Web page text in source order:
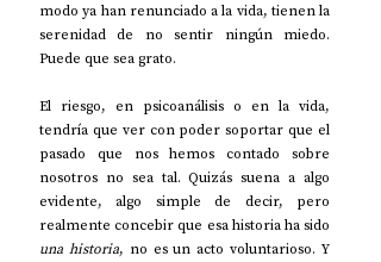
modo ya han renunciado a la vida, tienen la
serenidad de no sentir ningún miedo.
Puede que sea grato.
El riesgo, en psicoanálisis o en la vida,
tendría que ver con poder soportar que el
pasado que nos hemos contado sobre
nosotros no sea tal. Quizás suena a algo
evidente, algo simple de decir, pero
una historia, no es un acto voluntarioso. Y